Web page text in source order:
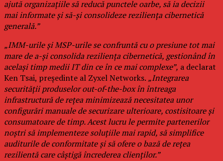
ajută organizațiile să reducă punctele oarbe, să ia decizii
mai informate și să-și consolideze reziliența cibernetică
generală.”
„IMM-urile și MSP-urile se confruntă cu o presiune tot mai
mare de a-și consolida reziliența cibernetică, gestionând în
același timp medii IT din ce în ce mai complexe”, a declarat
Ken Tsai, președinte al Zyxel Networks. „Integrarea
securității produselor out-of-the-box în întreaga
infrastructură de rețea minimizează necesitatea unor
configurări manuale de securizare ulterioare, costisitoare și
consumatoare de timp. Acest lucru le permite partenerilor
noștri să implementeze soluțiile mai rapid, să simplifice
auditurile de conformitate și să ofere o bază de rețea
rezilientă care câștigă încrederea clienților.”